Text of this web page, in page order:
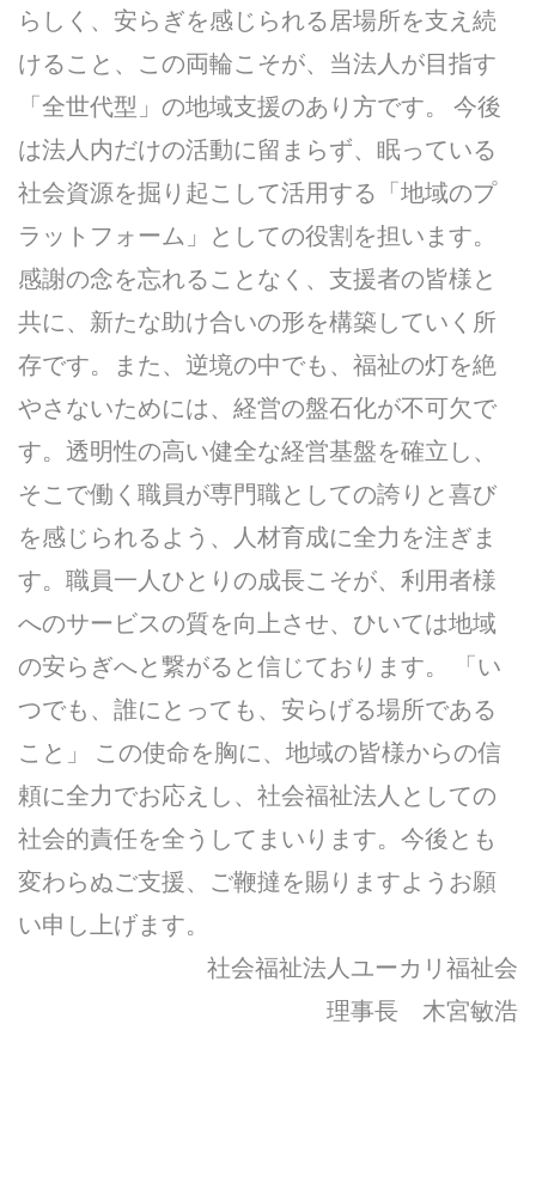
らしく、安らぎを感じられる居場所を支え続
けること、この両輪こそが、当法人が目指す
「全世代型」の地域支援のあり方です。 今後
は法人内だけの活動に留まらず、眠っている
社会資源を掘り起こして活用する「地域のプ
ラットフォーム」としての役割を担います。
感謝の念を忘れることなく、支援者の皆様と
共に、新たな助け合いの形を構築していく所
存です。また、逆境の中でも、福祉の灯を絶
やさないためには、経営の盤石化が不可欠で
す。透明性の高い健全な経営基盤を確立し、
そこで働く職員が専門職としての誇りと喜び
を感じられるよう、人材育成に全力を注ぎま
す。職員一人ひとりの成長こそが、利用者様
へのサービスの質を向上させ、ひいては地域
の安らぎへと繋がると信じております。 「い
つでも、誰にとっても、安らげる場所である
こと」 この使命を胸に、地域の皆様からの信
頼に全力でお応えし、社会福祉法人としての
社会的責任を全うしてまいります。今後とも
変わらぬご支援、ご鞭撻を賜りますようお願
い申し上げます。
社会福祉法人ユーカリ福祉会
理事長 木宮敏浩